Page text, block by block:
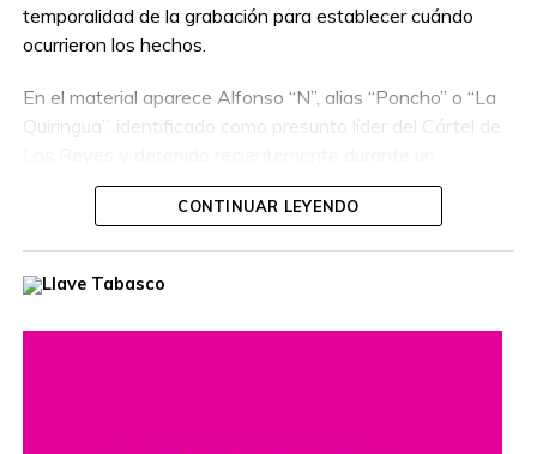
temporalidad de la grabación para establecer cuándo
ocurrieron los hechos.
En el material aparece Alfonso “N”, alias “Poncho” o “La
Quiringua”, identificado como presunto líder del Cártel de
operativo interinstitucional encabezado por la Secretaría
de la Defensa Nacional.
Unidos, que habían ofrecido una recompensa de hasta
CONTINUAR LEYENDO